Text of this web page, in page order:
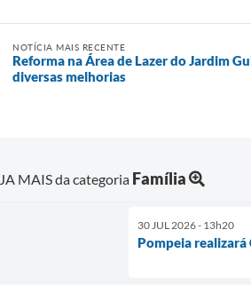
NOTÍCIA MAIS RECENTE
Reforma na Área de Lazer do Jardim
diversas melhorias
MAIS da categoria Família
30 JUL 2026 - 13h20
Pompeia